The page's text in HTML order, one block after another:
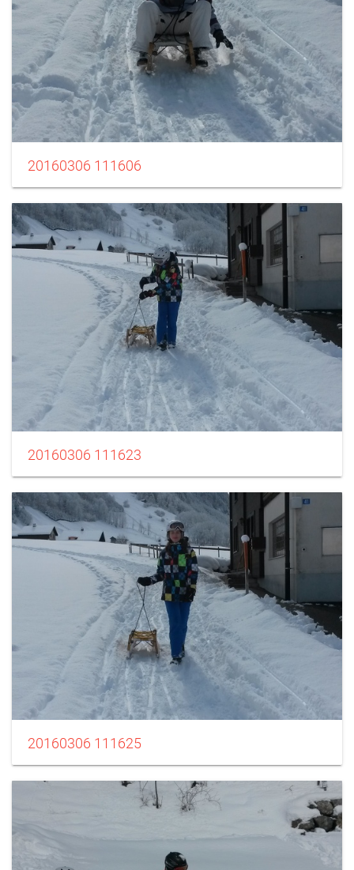
20160306 111606
20160306 111623
20160306 111625